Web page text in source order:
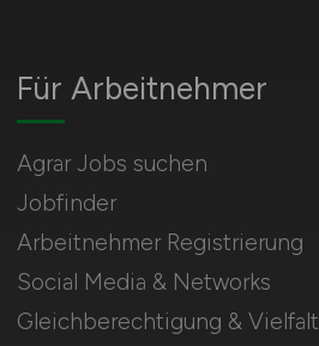
Für Arbeitnehmer
Agrar Jobs suchen
Jobfinder
Arbeitnehmer Registrierung
Social Media & Networks
Gleichberechtigung & Vielfalt